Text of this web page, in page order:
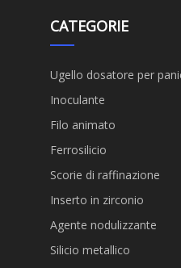
CATEGORIE
Ugello dosatore per
Inoculante
Filo animato
Ferrosilicio
Scorie di raffinazione
Inserto in zirconio
Agente nodulizzante
Silicio metallico